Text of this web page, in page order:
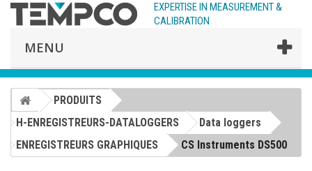
EXPERTISE IN MEASUREMENT &
CALIBRATION
MENU
PRODUITS
H-ENREGISTREURS-DATALOGGERS
Data loggers
ENREGISTREURS GRAPHIQUES
CS Instruments DS500